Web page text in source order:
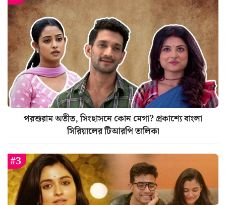
পরশুরাম অতীত, সিংহাসনে কোন মেগা? প্রকাশ্যে বাংলা
সিরিয়ালের টিআরপি তালিকা